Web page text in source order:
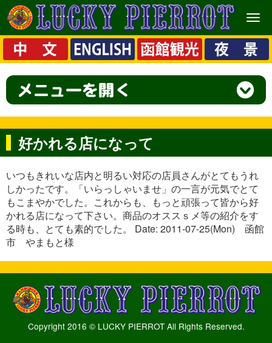
メ
ニ
ュ
ー
好かれる店になって
いつもきれいな店内と明るい対応の店員さんがとてもうれ
しかったです。「いらっしゃいませ」の一言が元気でとて
もこまやかでした。これからも、もっと頑張って皆から好
かれる店になって下さい。商品のオススｓメ等の紹介をす
る時も、とても素的でした。 Date: 2011-07-25(Mon) 函館
市 やまもと様
Copyright 2016 © LUCKY PIERROT All Rights Reserved.